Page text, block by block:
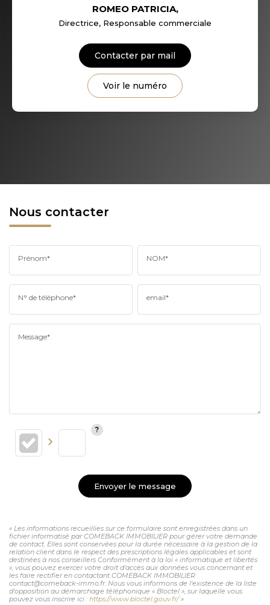
ROMEO PATRICIA,
Directrice, Responsable commerciale
Contacter par mail
Voir le numéro
Nous contacter
Prénom* NOM*
N° de téléphone* email*
Message*
Envoyer le message
« Les informations recueillies sur ce formulaire sont enregistrées dans un
fichier informatisé par COMEBACK IMMOBILIER pour gérer votre demande
de contact. Elles sont conservées pour la durée nécessaire à la gestion de la
relation client dans le respect des prescriptions légales applicables et sont
destinées à nos conseillers Conformément à la loi « informatique et libertés
», vous pouvez exercer votre droit d'accès aux données vous concernant et
les faire rectifier en contactant COMEBACK IMMOBILIER
contact@comeback-immo.fr. Nous vous informons de l'existence de la liste
d'opposition au démarchage téléphonique « Bloctel », sur laquelle vous
pouvez vous inscrire ici : https://www.bloctel.gouv.fr/»